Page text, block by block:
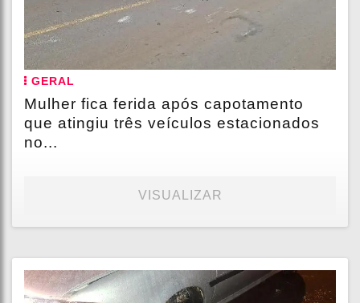
GERAL
Mulher fica ferida após capotamento
que atingiu três veículos estacionados
no...
VISUALIZAR